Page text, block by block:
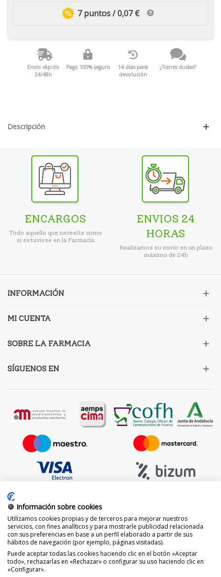
7 puntos / 0,07 €
Envío rápido
24/48h
Pago 100% seguro
14 días para
devolución
¿Tienes dudas?
Descripción
ENCARGOS
Todo aquello que necesite como
si estuviese en la Farmacia
ENVIOS 24
HORAS
Realizamos su envío en un plazo
máximo de 24h
INFORMACIÓN
MI CUENTA
SOBRE LA FARMACIA
SÍGUENOS EN
🍪 Información sobre cookies
Utilizamos cookies propias y de terceros para mejorar nuestros
servicios, con fines analíticos y para mostrarle publicidad relacionada
con sus preferencias en base a un perfil elaborado a partir de sus
hábitos de navegación (por ejemplo, páginas visitadas).
Puede aceptar todas las cookies haciendo clic en el botón «Aceptar
todo», rechazarlas en «Rechazar» o configurar su uso haciendo clic en
«Configurar».